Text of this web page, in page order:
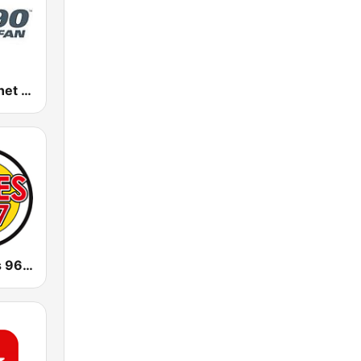
CJCL Sportsnet 590 The Fan
CJWV Oldies 96.7 FM